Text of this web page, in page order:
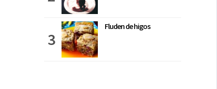
Fluden de higos